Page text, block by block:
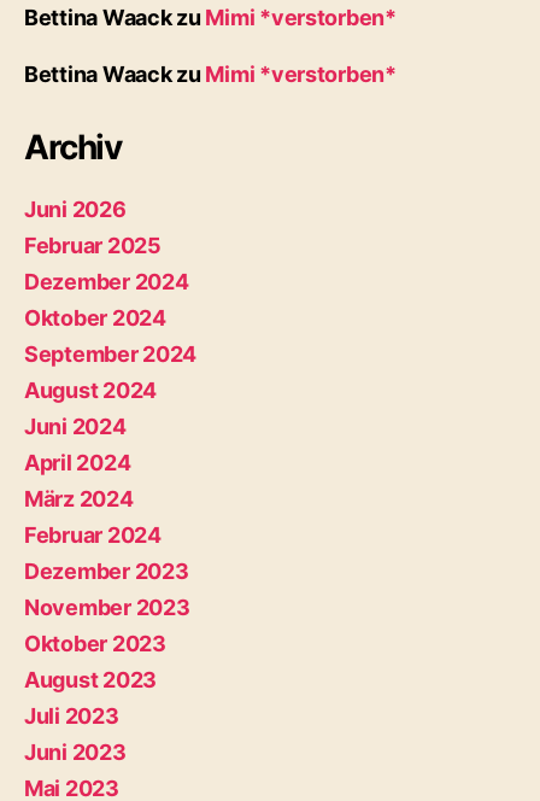
Bettina Waackzu Mimi *verstorben*
Bettina Waackzu Mimi *verstorben*
Archiv
Juni 2026
Februar 2025
Dezember 2024
Oktober 2024
September 2024
August 2024
Juni 2024
April 2024
März 2024
Februar 2024
Dezember 2023
November 2023
Oktober 2023
August 2023
Juli 2023
Juni 2023
Mai 2023